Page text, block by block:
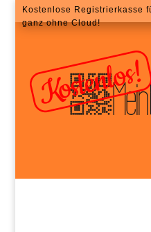
Kostenlose Registrierkasse
ganz ohne Cloud!